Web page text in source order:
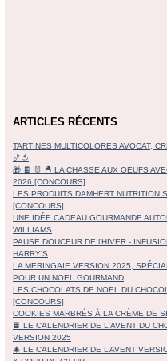
ARTICLES RÉCENTS
TARTINES MULTICOLORES AVOCAT,
🍤🍅
🎁 🍫 🐰 🐣 LA CHASSE AUX OEUFS
2026 [CONCOURS]
LES PRODUITS DAMHERT NUTRITION
[CONCOURS]
UNE IDÉE CADEAU GOURMANDE
WILLIAMS
PAUSE DOUCEUR DE l'HIVER -
HARRY'S
LA MERINGAIE VERSION 2025,
POUR UN NOEL GOURMAND
LES CHOCOLATS DE NOEL DU
[CONCOURS]
COOKIES MARBRÉS À LA CRÈME DE
🍫 LE CALENDRIER DE L'AVENT DU
VERSION 2025
🎄 LE CALENDRIER DE L’AVENT